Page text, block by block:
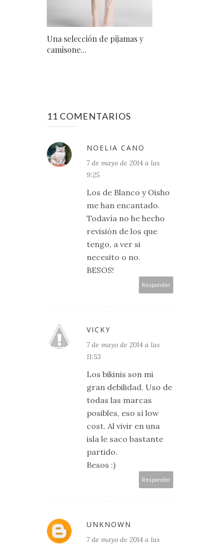
Una selección de pijamas y
camisone...
11 COMENTARIOS
NOELIA CANO
7 de mayo de 2014 a las
9:25
Los de Blanco y Oisho
me han encantado.
Todavía no he hecho
revisión de los que
tengo, a ver si
necesito o no.
BESOS!
Responder
VICKY
7 de mayo de 2014 a las
11:53
Los bikinis son mi
gran debilidad. Uso de
todas las marcas
posibles, eso sí low
cost. Al vivir en una
isla le saco bastante
partido.
Besos :)
Responder
UNKNOWN
7 de mayo de 2014 a las